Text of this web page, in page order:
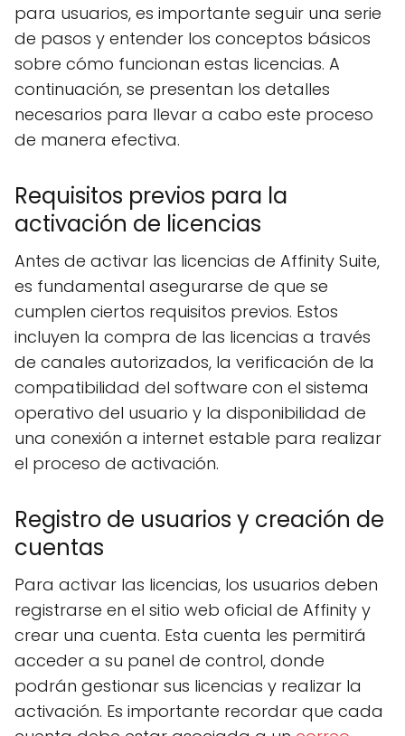
para usuarios, es importante seguir una serie
de pasos y entender los conceptos básicos
sobre cómo funcionan estas licencias. A
continuación, se presentan los detalles
necesarios para llevar a cabo este proceso
de manera efectiva.
Requisitos previos para la
activación de licencias
Antes de activar las licencias de Affinity Suite,
es fundamental asegurarse de que se
cumplen ciertos requisitos previos. Estos
incluyen la compra de las licencias a través
de canales autorizados, la verificación de la
compatibilidad del software con el sistema
operativo del usuario y la disponibilidad de
una conexión a internet estable para realizar
el proceso de activación.
Registro de usuarios y creación de
cuentas
Para activar las licencias, los usuarios deben
registrarse en el sitio web oficial de Affinity y
crear una cuenta. Esta cuenta les permitirá
acceder a su panel de control, donde
podrán gestionar sus licencias y realizar la
activación. Es importante recordar que cada